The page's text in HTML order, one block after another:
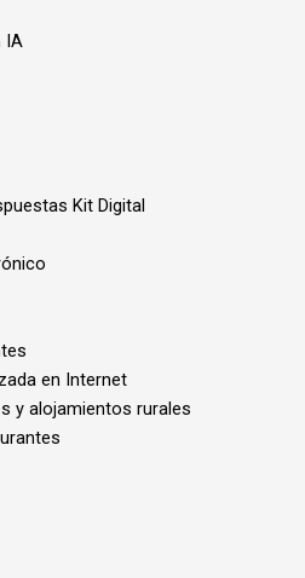
IA
Kit Digital
en Internet
y alojamientos rurales